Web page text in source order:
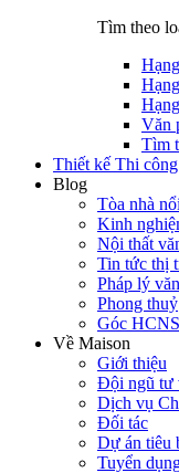
Tìm theo
Văn
Tìm
Thiết kế Thi công
Blog
Tòa nhà
Kinh
Nội thất
Tin tức thị
Pháp lý
Phong thuỷ
Góc HCNS
Về Maison
Giới thiệu
Đội ngũ tư
Dịch vụ
Đối tác
Dự án tiêu
Tuyển